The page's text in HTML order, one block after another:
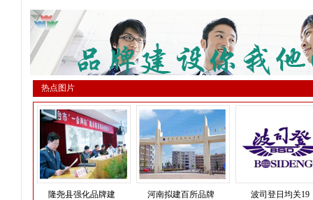
热点图片
隆尧县强化品牌建 河南拟建百所品牌 波司登日均关19